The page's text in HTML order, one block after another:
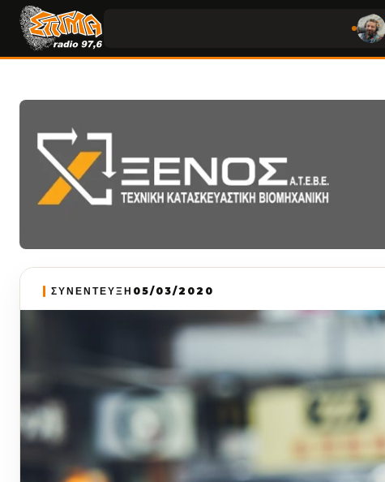
ΣΥΝΕΝΤΕΥΞΗ 05/03/2020